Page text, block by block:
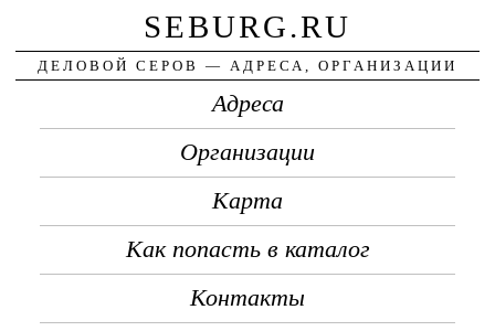
SEBURG.RU
ДЕЛОВОЙ СЕРОВ — АДРЕСА, ОРГАНИЗАЦИИ
Адреса
Организации
Карта
Как попасть в каталог
Контакты